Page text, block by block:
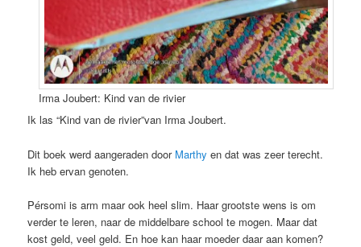
Irma Joubert: Kind van de rivier
Ik las “Kind van de rivier”van Irma Joubert.
Dit boek werd aangeraden door Marthy en dat was zeer terecht.
Ik heb ervan genoten.
Pérsomi is arm maar ook heel slim. Haar grootste wens is om
verder te leren, naar de middelbare school te mogen. Maar dat
kost geld, veel geld. En hoe kan haar moeder daar aan komen?